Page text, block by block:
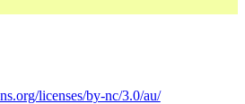
licenses/by-nc/3.0/au/